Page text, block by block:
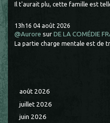
Il t'aurait plu, cette famille est
13h16 04 août 2026
@Aurore surDE LA COMÉDIE
La partie charge mentale est de
août 2026
juillet 2026
juin 2026